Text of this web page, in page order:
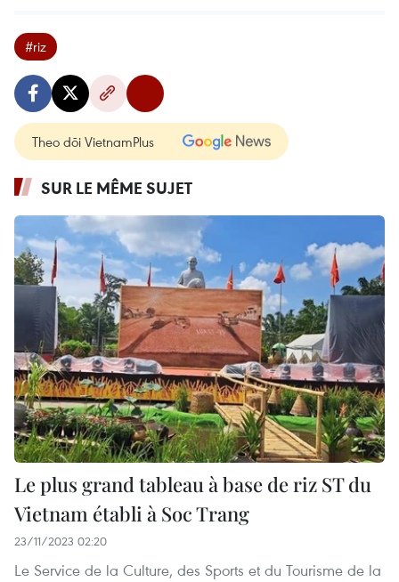
#riz
Theo dõi VietnamPlus
SUR LE MÊME SUJET
Le plus grand tableau à base de riz ST du
Vietnam établi à Soc Trang
23/11/2023 02:20
Le Service de la Culture, des Sports et du Tourisme de la